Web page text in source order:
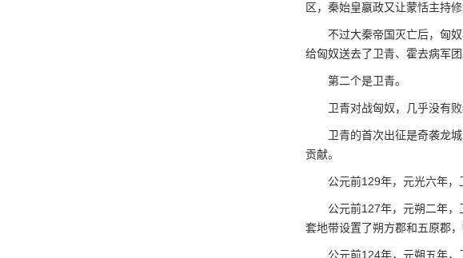
区，秦始皇嬴政又让蒙恬主持修
不过大秦帝国灭亡后，匈奴
给匈奴送去了卫青、霍去病军团
第二个是卫青。
卫青对战匈奴，几乎没有败
卫青的首次出征是奇袭龙城
贡献。
公元前129年，元光六年，卫
公元前127年，元朔二年，卫
套地带设置了朔方郡和五原郡
公元前124年，元朔五年，卫